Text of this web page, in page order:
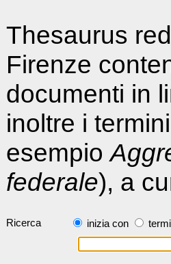
Thesaurus
Firenze
documenti in
inoltre i
esempio
federale), a
Ricerca inizia con